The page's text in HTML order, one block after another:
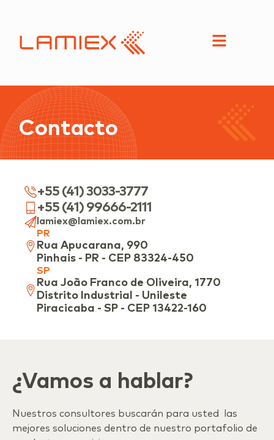
Contacto
+55 (41) 3033-3777
+55 (41) 99666-2111
lamiex@lamiex.com.br
PR
Rua Apucarana, 990
Pinhais - PR - CEP 83324-450
SP
Rua João Franco de Oliveira, 1770
Distrito Industrial - Unileste
Piracicaba - SP - CEP 13422-160
¿Vamos a hablar?
Nuestros consultores buscarán para usted las
mejores soluciones dentro de nuestro portafolio de